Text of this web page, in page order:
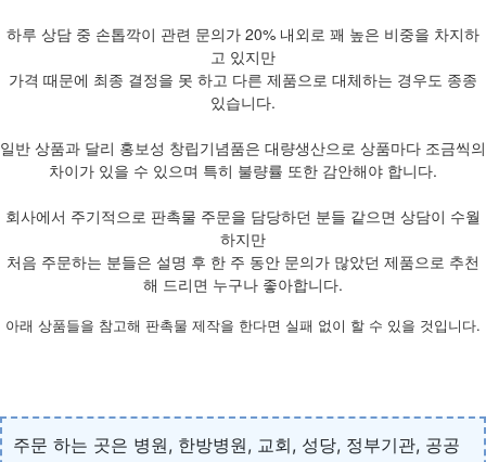
하루 상담 중 손톱깍이 관련 문의가 20% 내외로 꽤 높은 비중을 차지하
고 있지만
가격 때문에 최종 결정을 못 하고 다른 제품으로 대체하는 경우도 종종
있습니다.
일반 상품과 달리 홍보성 창립기념품은 대량생산으로 상품마다 조금씩의
차이가 있을 수 있으며 특히 불량률 또한 감안해야 합니다.
회사에서 주기적으로 판촉물 주문을 담당하던 분들 같으면 상담이 수월
하지만
처음 주문하는 분들은 설명 후 한 주 동안 문의가 많았던 제품으로 추천
해 드리면 누구나 좋아합니다.
아래 상품들을 참고해 판촉물 제작을 한다면 실패 없이 할 수 있을 것입니다.
주문 하는 곳은 병원, 한방병원, 교회, 성당, 정부기관, 공공